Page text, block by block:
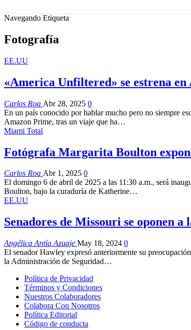
Navegando Etiqueta
Fotografía
EE.UU
«America Unfiltered» se estrena
Carlos Roa Abr 28, 2025 0
En un país conocido por hablar mucho pero no siempre
Amazon Prime, tras un viaje que ha…
Miami Total
Fotógrafa Margarita Boulton
Carlos Roa Abr 1, 2025 0
El domingo 6 de abril de 2025 a las 11:30 a.m., será
Boulton, bajo la curaduría de Katherine…
EE.UU
Senadores de Missouri se oponen
Angélica Antía Azuaje May 18, 2024 0
El senador Hawley expresó anteriormente su
la Administración de Seguridad…
Política de Privacidad
Términos y Condiciones
Nuestros Colaboradores
Colabora Con Nosotros
Política Editorial
Código de conducta